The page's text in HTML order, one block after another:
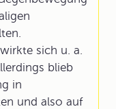
sich u. a.
blieb
in
und also auf